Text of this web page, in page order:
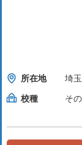
所在地
埼
校種
そ